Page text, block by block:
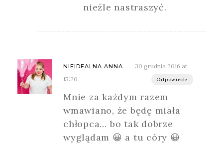
nieźle nastraszyć.
NIEIDEALNA ANNA
30 grudnia 2016 at
15:20
Odpowiedz
Mnie za każdym razem
wmawiano, że będę miała
chłopca… bo tak dobrze
wyglądam 😀 a tu córy 😀